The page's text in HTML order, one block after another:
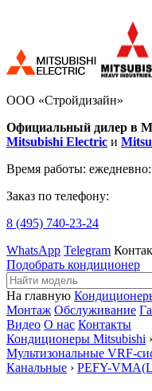
ООО «Стройдизайн»
Официальный дилер в
Mitsubishi Electric и
Время работы:
Заказ по телефону:
8 (495) 740-23-24
WhatsApp Telegram
Подобрать кондиционер
На главную
Монтаж Обслуживание
Видео О нас Контакты
Кондиционеры Mitsubishi ›
Мультизональные VRF-
Канальные › PEFY-